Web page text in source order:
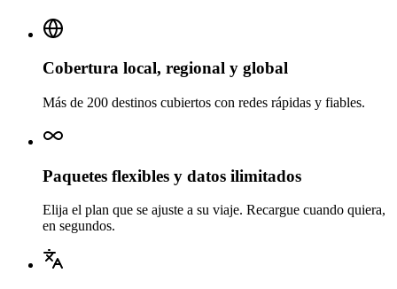
Cobertura local, regional y global
Más de 200 destinos cubiertos con redes rápidas y fiables.
Paquetes flexibles y datos ilimitados
Elija el plan que se ajuste a su viaje. Recargue cuando quiera,
en segundos.